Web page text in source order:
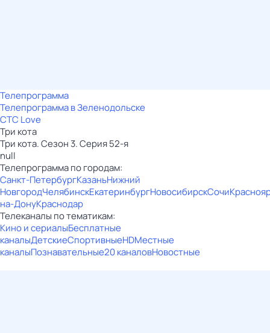
Телепрограмма
Телепрограмма в Зеленодольске
СТС Love
Три кота
Три кота. Сезон 3. Серия 52-я
null
Телепрограмма по городам:
Санкт-ПетербургКазаньНижний
НовгородЧелябинскЕкатеринбургНовосибирскСочи
на-ДонуКраснодар
Телеканалы по тематикам:
Кино и сериалыБесплатные
каналыДетскиеСпортивныеHDМестные
каналыПознавательные20 каналовНовостные